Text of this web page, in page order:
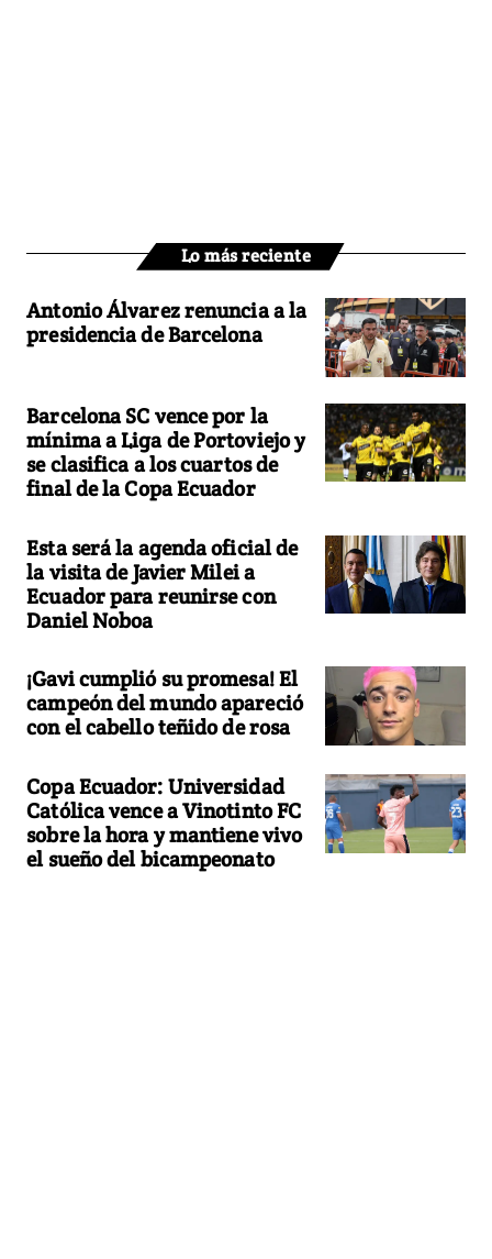
Lo más reciente
Antonio Álvarez renuncia a la
presidencia de Barcelona
Barcelona SC vence por la
mínima a Liga de Portoviejo y
se clasifica a los cuartos de
final de la Copa Ecuador
Esta será la agenda oficial de
la visita de Javier Milei a
Ecuador para reunirse con
Daniel Noboa
¡Gavi cumplió su promesa! El
campeón del mundo apareció
con el cabello teñido de rosa
Copa Ecuador: Universidad
Católica vence a Vinotinto FC
sobre la hora y mantiene vivo
el sueño del bicampeonato